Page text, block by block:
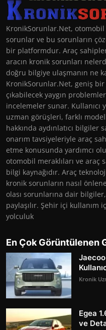
KronikSorunlar.Net, otomobil
sorunlar ve bu sorunların
bir platformdur. Araç
aracın kronik sorunları
doğru bilgiye ulaşmanın ne
KronikSorunlar.Net, geniş
çıkabilecek yaygın
incelemeler sunar. Kullanıcı
uzman görüşleri, farklı
hakkında aydınlatıcı bilgiler
onarım tavsiyeleriyle araç
etme konusunda yardımcı
otomobil meraklıları ve
bilgi kaynağıdır. Araç
kronik sorunların nasıl
olası sorunlarına dair
paylaşılır. Şehir içi
yolculuk
En Çok Görüntülenen
Kronik
Egea
ve